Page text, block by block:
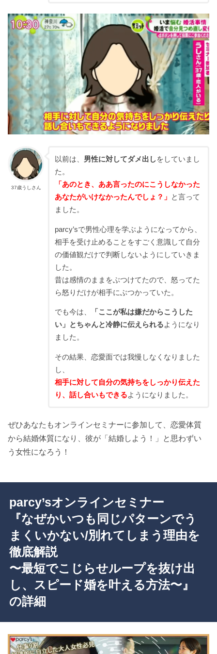
37歳うしさん
以前は、 男性に対してダメ出しをしていまし
た。
「あのとき、ああ言ったのにこうしなかった
あなたがいけなかったんでしょ？」
と言って
ました。
parcy’sで男性心理を学ぶようになってから、
相手を受け止めることをすごく意識して自分
の価値観だけで判断しないようにしていきま
した。
昔は感情のままをぶつけてたので、怒ってた
ら怒りだけが相手にぶつかっていた。
でも今は、
「ここが私は嫌だからこうした
い」とちゃんと冷静に伝えられるようになり
ました。
その結果、恋愛面では我慢しなくなりました
し、
相手に対して自分の気持ちをしっかり伝えた
り、話し合いもできるようになりました。
ぜひあなたもオンラインセミナーに参加して、恋愛体質
から結婚体質になり、彼が「結婚しよう！」と思わずい
う女性になろう！
parcy’sオンラインセミナー
『なぜかいつも同じパターンでう
まくいかない/別れてしまう理由を
徹底解説
〜最短でこじらせループを抜け出
し、スピード婚を叶える方法〜』
の詳細